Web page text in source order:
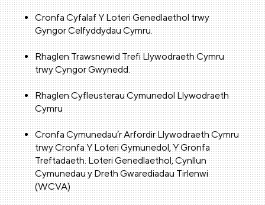
Cronfa Cyfalaf Y Loteri Genedlaethol trwy
Gyngor Celfyddydau Cymru.
Rhaglen Trawsnewid Trefi Llywodraeth Cymru
trwy Cyngor Gwynedd.
Rhaglen Cyfleusterau Cymunedol Llywodraeth
Cymru
Cronfa Cymunedau’r Arfordir Llywodraeth Cymru
trwy Cronfa Y Loteri Gymunedol, Y Gronfa
Treftadaeth. Loteri Genedlaethol, Cynllun
Cymunedau y Dreth Gwarediadau Tirlenwi
(WCVA)